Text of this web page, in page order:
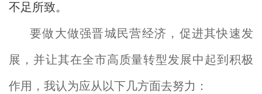
不足所致。
要做大做强晋城民营经济，促进其快速发
展，并让其在全市高质量转型发展中起到积极
作用，我认为应从以下几方面去努力：